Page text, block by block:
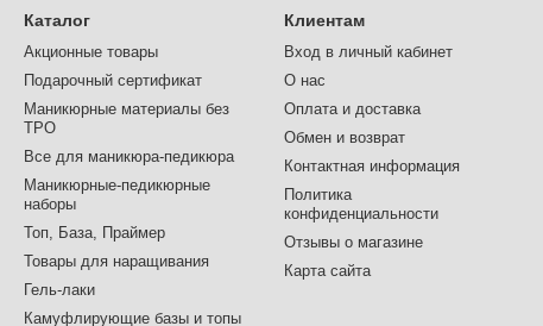
Каталог
Акционные товары
Подарочный сертификат
Маникюрные материалы без
TPO
Все для маникюра-педикюра
Маникюрные-педикюрные
наборы
Топ, База, Праймер
Товары для наращивания
Гель-лаки
Камуфлирующие базы и топы
Клиентам
Вход в личный кабинет
О нас
Оплата и доставка
Обмен и возврат
Контактная информация
Политика
конфиденциальности
Отзывы о магазине
Карта сайта